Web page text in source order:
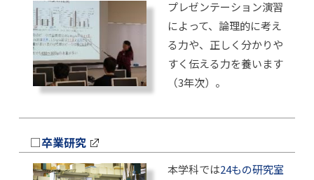
プレゼンテーション演習
によって、論理的に考え
る力や、正しく分かりや
すく伝える力を養います
（3年次）。
□卒業研究
本学科では24もの研究室